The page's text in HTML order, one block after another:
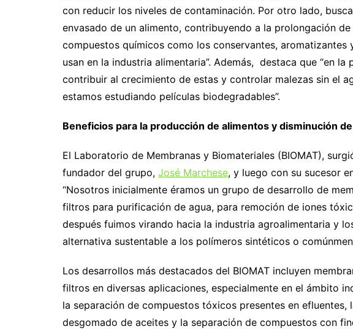
con reducir los niveles de contaminación. Por otro lado,
envasado de un alimento, contribuyendo a la prolongación
compuestos químicos como los conservantes, aromatizantes
usan en la industria alimentaria”. Además, destaca que “en
contribuir al crecimiento de estas y controlar malezas sin el
estamos estudiando películas biodegradables”.
Beneficios para la producción de alimentos y disminución
El Laboratorio de Membranas y Biomateriales (BIOMAT),
fundador del grupo, José Marchese, y luego con su sucesor
“Nosotros inicialmente éramos un grupo de desarrollo de
filtros para purificación de agua, para remoción de iones
después fuimos virando hacia la industria agroalimentaria y
alternativa sustentable a los polímeros sintéticos o
Los desarrollos más destacados del BIOMAT incluyen
filtros en diversas aplicaciones, especialmente en el ámbito
la separación de compuestos tóxicos presentes en efluentes,
desgomado de aceites y la separación de compuestos con